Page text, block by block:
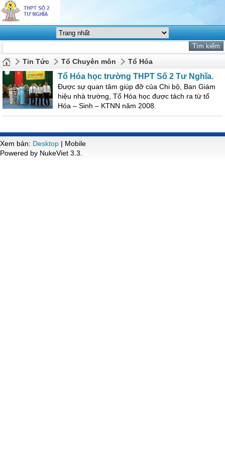
Tin Tức Tổ Chuyên môn Tổ Hóa
Tổ Hóa học trường THPT Số 2 Tư Nghĩa.
Được sự quan tâm giúp đỡ của Chi bộ, Ban Giám
hiệu nhà trường, Tổ Hóa học được tách ra từ tổ
Hóa – Sinh – KTNN năm 2008.
Xem bản: Desktop | Mobile
Powered by NukeViet 3.3.